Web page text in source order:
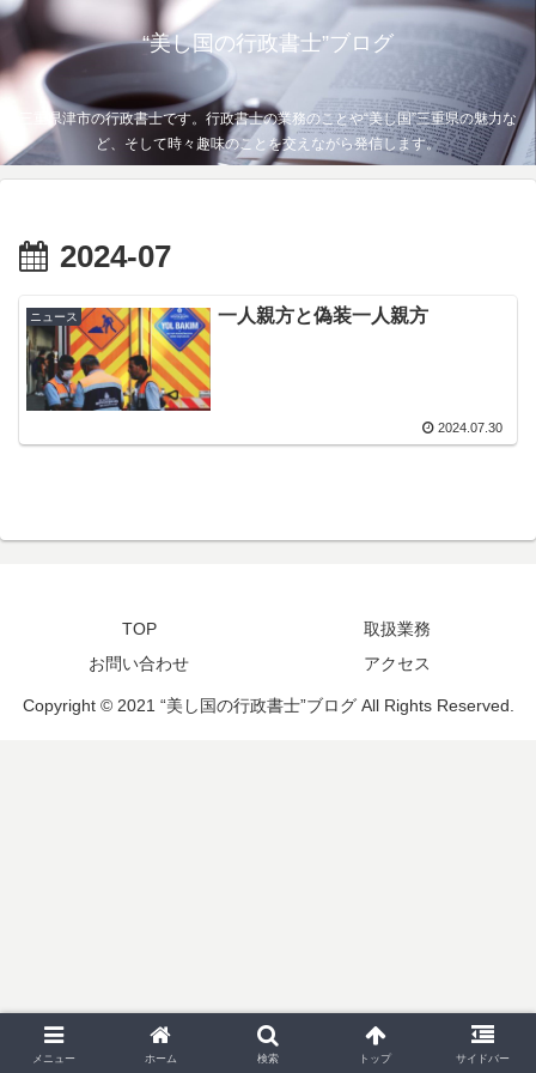
“美し国の行政書士”ブログ
三重県津市の行政書士です。行政書士の業務のことや“美し国”三重県の魅力な
ど、そして時々趣味のことを交えながら発信します。
2024-07
ニュース 一人親方と偽装一人親方
2024.07.30
TOP
取扱業務
お問い合わせ
アクセス
Copyright © 2021 “美し国の行政書士”ブログ All Rights Reserved.
メニュー ホーム 検索 トップ サイドバー